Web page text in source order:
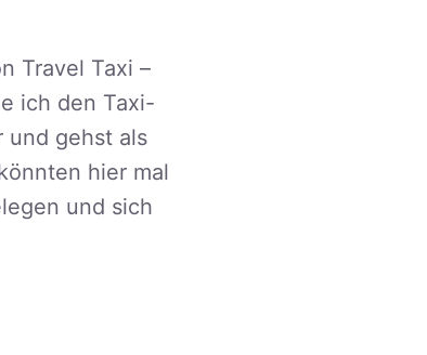
Travel Taxi –
ich den Taxi-
und gehst als
hier mal
und sich